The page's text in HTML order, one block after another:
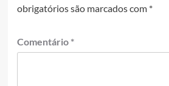
obrigatórios são marcados com *
Comentário *